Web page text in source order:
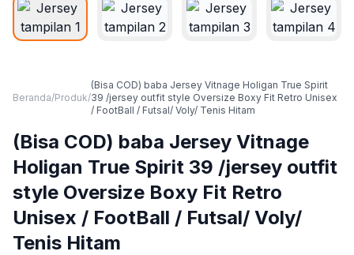
Beranda/Produk/
(Bisa COD) baba Jersey Vitnage Holigan True Spirit
39 /jersey outfit style Oversize Boxy Fit Retro Unisex
/ FootBall / Futsal/ Voly/ Tenis Hitam
(Bisa COD) baba Jersey Vitnage
Holigan True Spirit 39 /jersey outfit
style Oversize Boxy Fit Retro
Unisex / FootBall / Futsal/ Voly/
Tenis Hitam